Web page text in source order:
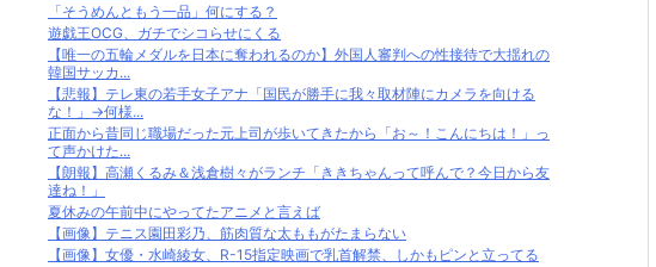
「そうめんともう一品」何にする？
遊戯王OCG、ガチでシコらせにくる
【唯一の五輪メダルを日本に奪われるのか】外国人審判への性接待で大揺れの
韓国サッカ...
【悲報】テレ東の若手女子アナ「国民が勝手に我々取材陣にカメラを向ける
な！」→何様...
正面から昔同じ職場だった元上司が歩いてきたから「お～！こんにちは！」っ
て声かけた...
【朗報】高瀬くるみ＆浅倉樹々がランチ「ききちゃんって呼んで？今日から友
達ね！」
夏休みの午前中にやってたアニメと言えば
【画像】テニス園田彩乃、筋肉質な太ももがたまらない
【画像】女優・水崎綾女、R-15指定映画で乳首解禁、しかもピンと立ってる